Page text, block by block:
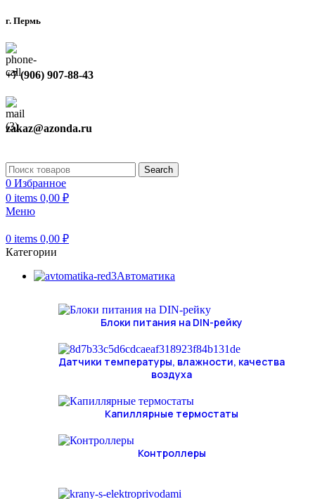
г. Пермь
+7 (906) 907-88-43
zakaz@azonda.ru
Search
0 Избранное
0 items 0,00 ₽
Меню
0 items 0,00 ₽
Категории
Автоматика
Блоки питания на DIN-рейку
Датчики температуры, влажности, качества
воздуха
Капиллярные термостаты
Контроллеры